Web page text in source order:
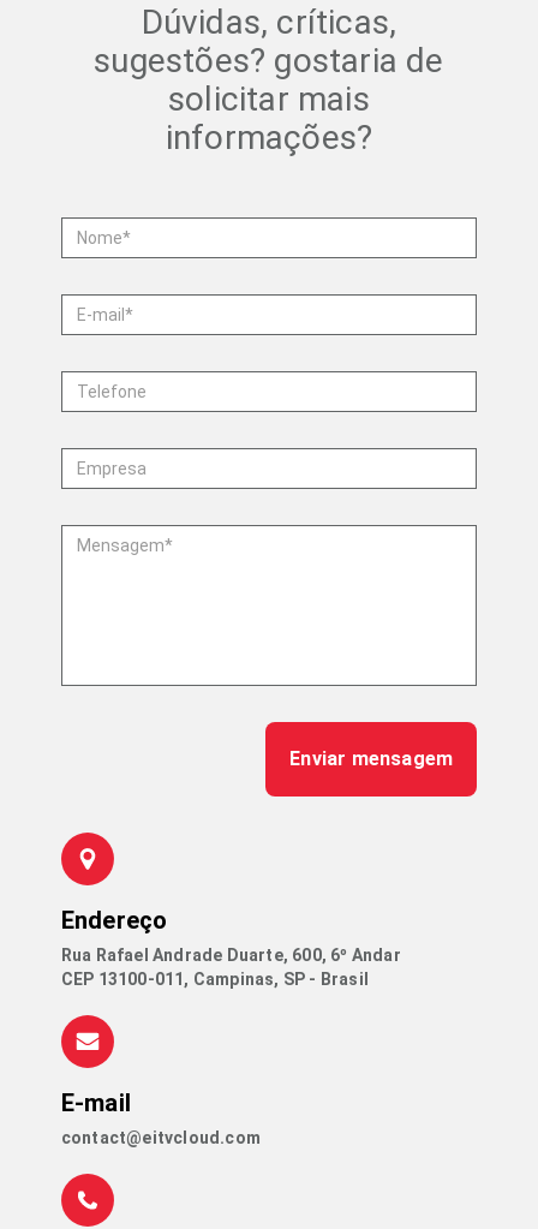
Dúvidas, críticas,
sugestões? gostaria de
solicitar mais
informações?
Enviar mensagem
Endereço
Rua Rafael Andrade Duarte, 600, 6º Andar
CEP 13100-011, Campinas, SP - Brasil
E-mail
contact@eitvcloud.com